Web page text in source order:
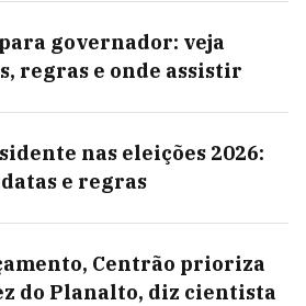
governador: veja
regras e onde assistir
nas eleições 2026:
e regras
Centrão prioriza
do Planalto, diz cientista